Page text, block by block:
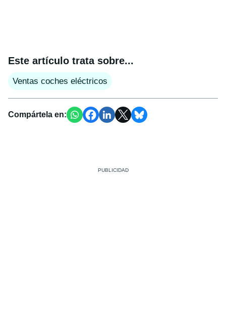
Este artículo trata sobre...
Ventas coches eléctricos
Compártela en: